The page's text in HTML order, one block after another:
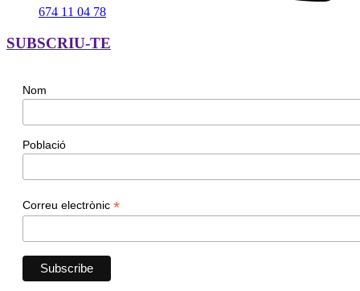
674 11 04 78
SUBSCRIU-TE
Nom
Població
Correu electrònic *